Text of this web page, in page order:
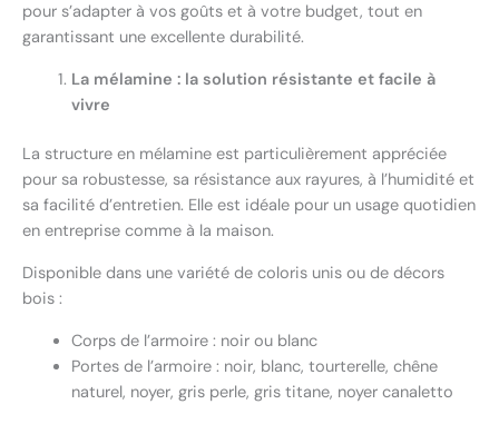
pour s’adapter à vos goûts et à votre budget, tout en
garantissant une excellente durabilité.
La mélamine : la solution résistante et facile à
vivre
La structure en mélamine est particulièrement appréciée
pour sa robustesse, sa résistance aux rayures, à l’humidité et
sa facilité d’entretien. Elle est idéale pour un usage quotidien
en entreprise comme à la maison.
Disponible dans une variété de coloris unis ou de décors
bois :
Corps de l’armoire : noir ou blanc
Portes de l’armoire : noir, blanc, tourterelle, chêne
naturel, noyer, gris perle, gris titane, noyer canaletto